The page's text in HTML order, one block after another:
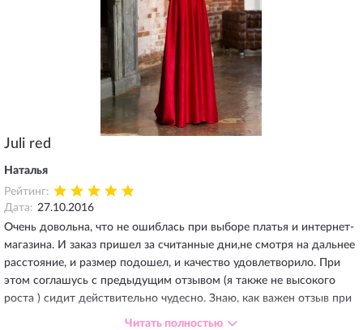
Juli red
Наталья
Рейтинг:
Дата: 27.10.2016
Очень довольна, что не ошиблась при выборе платья и интернет-
магазина. И заказ пришел за считанные дни,не смотря на дальнее
расстояние, и размер подошел, и качество удовлетворило. При
этом соглашусь с предыдущим отзывом (я также не высокого
роста ) сидит действительно чудесно. Знаю, как важен отзыв при
выборе размера, отмечу, что заказывала на свой 44 размер (RU) -
Читать полностью